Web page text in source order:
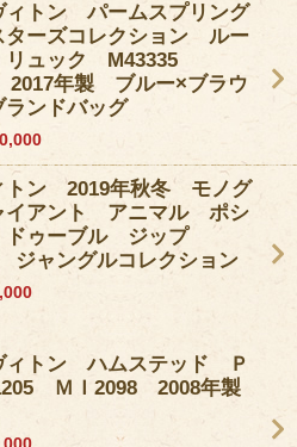
ィトン パームスプリング
ーズコレクション ルー
ュック M43335
2017年製 ブルー×ブラウ
ンドバッグ
トン 2019年秋冬 モノグ
イアント アニマル ポシ
ドゥーブル ジップ
ジャングルコレクション
トン ハムステッド Ｐ
ＭＩ2098 2008年製